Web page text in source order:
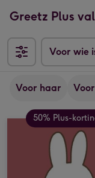
Greetz Plus
Voor wie
Voor haar
50% Plus-